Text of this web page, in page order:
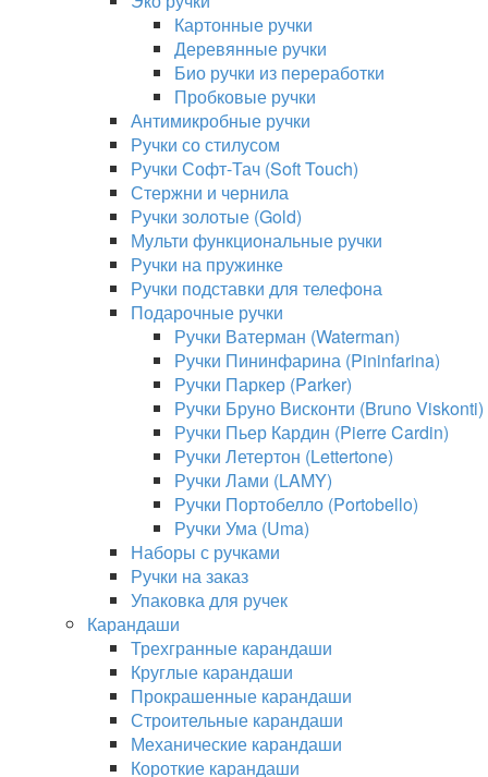
Картонные ручки
Деревянные ручки
Био ручки из переработки
Пробковые ручки
Антимикробные ручки
Ручки со стилусом
Ручки Софт-Тач (Soft Touch)
Стержни и чернила
Ручки золотые (Gold)
Мульти функциональные ручки
Ручки на пружинке
Ручки подставки для телефона
Подарочные ручки
Ручки Ватерман (Waterman)
Ручки Пининфарина (Pininfarina)
Ручки Паркер (Parker)
Ручки Бруно Висконти (Bruno Viskonti)
Ручки Пьер Кардин (Pierre Cardin)
Ручки Летертон (Lettertone)
Ручки Лами (LAMY)
Ручки Портобелло (Portobello)
Ручки Ума (Uma)
Наборы с ручками
Ручки на заказ
Упаковка для ручек
Карандаши
Трехгранные карандаши
Круглые карандаши
Прокрашенные карандаши
Строительные карандаши
Механические карандаши
Короткие карандаши